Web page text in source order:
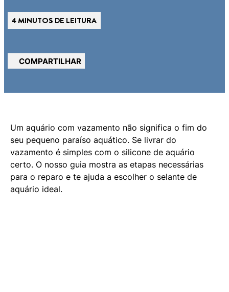
4 MINUTOS DE LEITURA
COMPARTILHAR
Um aquário com vazamento não significa o fim do
seu pequeno paraíso aquático. Se livrar do
vazamento é simples com o silicone de aquário
certo. O nosso guia mostra as etapas necessárias
para o reparo e te ajuda a escolher o selante de
aquário ideal.